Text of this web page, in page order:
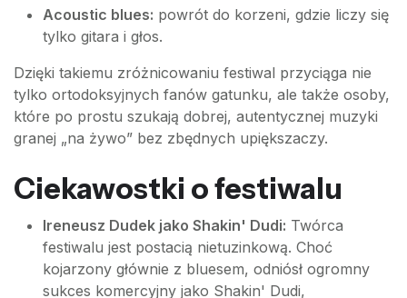
Acoustic blues: powrót do korzeni, gdzie liczy się
tylko gitara i głos.
Dzięki takiemu zróżnicowaniu festiwal przyciąga nie
tylko ortodoksyjnych fanów gatunku, ale także osoby,
które po prostu szukają dobrej, autentycznej muzyki
granej „na żywo” bez zbędnych upiększaczy.
Ciekawostki o festiwalu
Ireneusz Dudek jako Shakin' Dudi: Twórca
festiwalu jest postacią nietuzinkową. Choć
kojarzony głównie z bluesem, odniósł ogromny
sukces komercyjny jako Shakin' Dudi,